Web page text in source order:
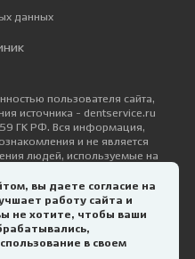
вы даете согласие на
работу сайта и
не хотите, чтобы ваши
в своем
данных
пользователя сайта,
источника - dentservice.ru
ГК РФ. Вся информация,
и не является
людей, используемые на
согласия в рамках трудовых и